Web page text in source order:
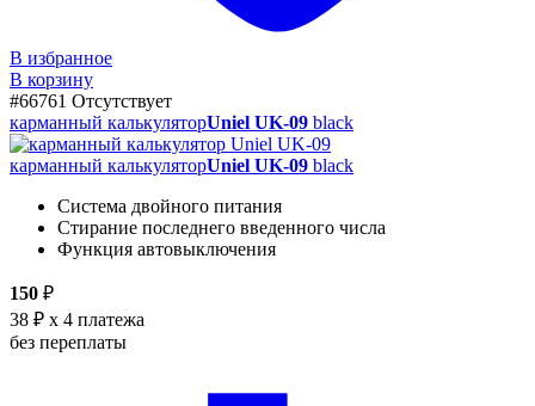
В избранное
В корзину
#66761 Отсутствует
карманный калькуляторUniel UK-09 black
карманный калькуляторUniel UK-09 black
Система двойного питания
Стирание последнего введенного числа
Функция автовыключения
150 ₽
38 ₽ x 4 платежа
без переплаты